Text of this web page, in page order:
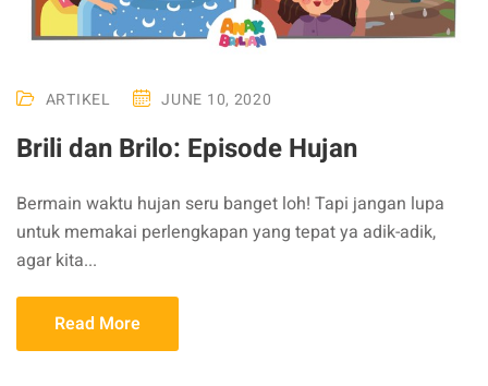
ARTIKEL JUNE 10, 2020
Brili dan Brilo: Episode Hujan
Bermain waktu hujan seru banget loh! Tapi jangan lupa
untuk memakai perlengkapan yang tepat ya adik-adik,
agar kita...
Read More